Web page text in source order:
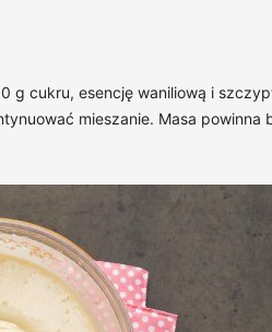
g cukru, esencję waniliową i
mieszanie. Masa powinna